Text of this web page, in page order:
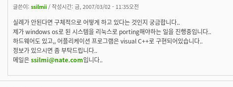
글쓴이: ssilmii / 작성시간: 금, 2007/03/02 - 11:35오전
실례가 안된다면 구체적으로 어떻게 하고 있다는 것인지 궁금합니다..
제가 windows os로 된 시스템을 리눅스로 porting해야하는 일을 진행중입니다..
하드웨어도 있고,, 어플리케이션 프로그램은 visual C++로 구현되어있습니다..
정보가 있으시면 좀 부탁드립니다..
메일은ssilmi@nate.com입니다..